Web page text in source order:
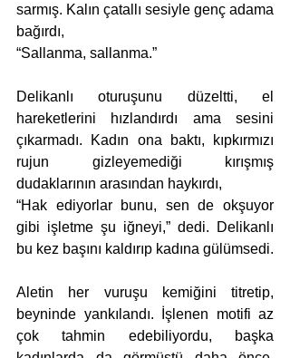
sarmış. Kalın çatallı sesiyle genç adama
bağırdı,
“Sallanma, sallanma.”
Delikanlı oturuşunu düzeltti, el
hareketlerini hızlandırdı ama sesini
çıkarmadı. Kadın ona baktı, kıpkırmızı
rujun gizleyemediği kırışmış
dudaklarının arasından haykırdı,
“Hak ediyorlar bunu, sen de okşuyor
gibi işletme şu iğneyi,” dedi. Delikanlı
bu kez başını kaldırıp kadına gülümsedi.
Aletin her vuruşu kemiğini titretip,
beyninde yankılandı. İşlenen motifi az
çok tahmin edebiliyordu, başka